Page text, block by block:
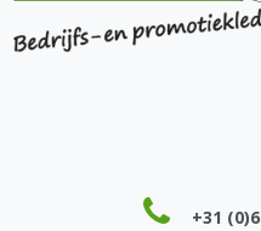
+31